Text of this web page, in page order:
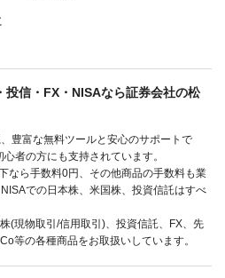
投信・FX・NISAなら証券会社の松
豊富な無料ツールと安心のサポートで
者の方にも支持されています。
なら手数料0円、その他商品の手数料も業
での日本株、米国株、投資信託はすべ
(現物取引/信用取引)、投資信託、FX、先
等の各種商品をお取扱いしています。